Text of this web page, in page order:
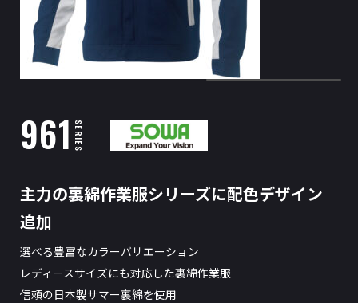
961 SERIES
主力の裏綿作業服シリーズに配色デザイン
追加
選べる豊富なカラーバリエーション
レディースサイズにも対応した裏綿作業服
信頼の日本製サマー裏綿を使用